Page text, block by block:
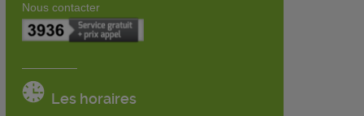
Nous contacter
Les horaires